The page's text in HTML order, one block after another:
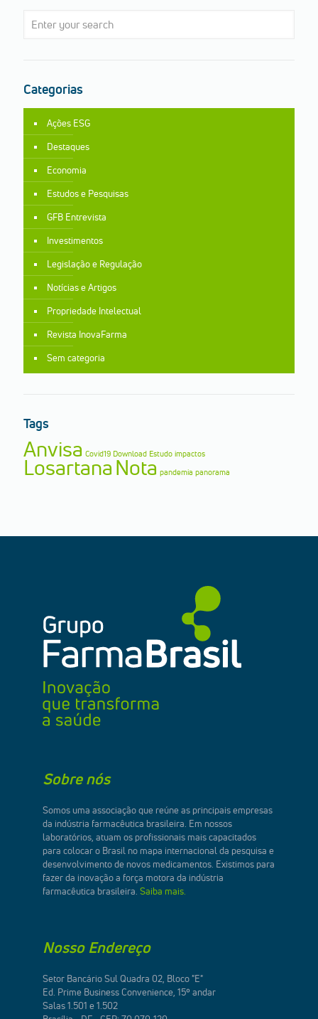
Categorias
Ações ESG
Destaques
Economia
Estudos e Pesquisas
GFB Entrevista
Investimentos
Legislação e Regulação
Notícias e Artigos
Propriedade Intelectual
Revista InovaFarma
Sem categoria
Tags
Anvisa Covid19 Download Estudo impactos
LosartanaNota pandemia panorama
Sobre nós
Somos uma associação que reúne as principais empresas
da indústria farmacêutica brasileira. Em nossos
laboratórios, atuam os profissionais mais capacitados
para colocar o Brasil no mapa internacional da pesquisa e
desenvolvimento de novos medicamentos. Existimos para
fazer da inovação a força motora da indústria
farmacêutica brasileira. Saiba mais.
Nosso Endereço
Setor Bancário Sul Quadra 02, Bloco "E"
Ed. Prime Business Convenience, 15º andar
Salas 1.501 e 1.502